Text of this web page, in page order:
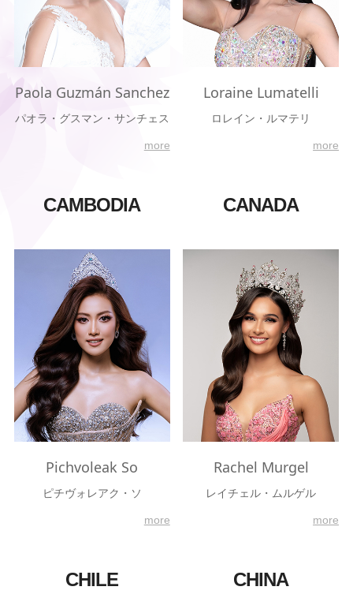
Paola Guzmán Sanchez
パオラ・グスマン・サンチェス
more
Loraine Lumatelli
ロレイン・ルマテリ
more
CAMBODIA
Pichvoleak So
ピチヴォレアク・ソ
more
CANADA
Rachel Murgel
レイチェル・ムルゲル
more
CHILE CHINA